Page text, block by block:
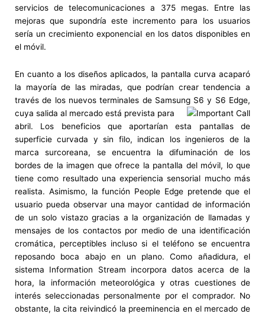
servicios de telecomunicaciones a 375 megas. Entre las
mejoras que supondría este incremento para los usuarios
sería un crecimiento exponencial en los datos disponibles en
el móvil.
En cuanto a los diseños aplicados, la pantalla curva acaparó
la mayoría de las miradas, que podrían crear tendencia a
través de los nuevos terminales de SamsungS6 y S6 Edge,
cuya salida al mercado está prevista para
abril. Los beneficios que aportarían esta pantallas de
superficie curvada y sin filo, indican los ingenieros de la
marca surcoreana, se encuentra la difuminación de los
bordes de la imagen que ofrece la pantalla del móvil, lo que
tiene como resultado una experiencia sensorial mucho más
realista. Asimismo, la función People Edge pretende que el
usuario pueda observar una mayor cantidad de información
de un solo vistazo gracias a la organización de llamadas y
mensajes de los contactos por medio de una identificación
cromática, perceptibles incluso si el teléfono se encuentra
reposando boca abajo en un plano. Como añadidura, el
sistema Information Stream incorpora datos acerca de la
hora, la información meteorológica y otras cuestiones de
interés seleccionadas personalmente por el comprador. No
obstante, la cita reivindicó la preeminencia en el mercado de